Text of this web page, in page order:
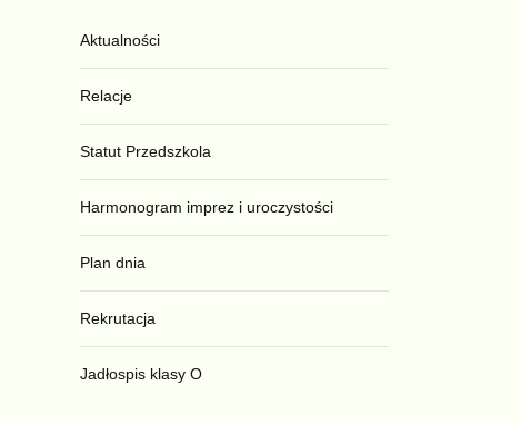
Aktualności
Relacje
Statut Przedszkola
Harmonogram imprez i uroczystości
Plan dnia
Rekrutacja
Jadłospis klasy O